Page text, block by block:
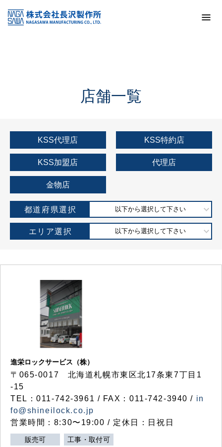
KSS加盟店・取扱店情報
店舗一覧
店舗一覧
KSS代理店 KSS特約店
KSS加盟店 代理店
金物店
都道府県選択 以下から選択して下さい
エリア選択 以下から選択して下さい
進栄ロックサービス（株）
〒065-0017 北海道札幌市東区北17条東7丁目1
-15
TEL：011-742-3961 / FAX：011-742-3940 / in
fo@shineilock.co.jp
営業時間：8:30〜19:00 / 定休日：日祝日
販売可 工事・取付可